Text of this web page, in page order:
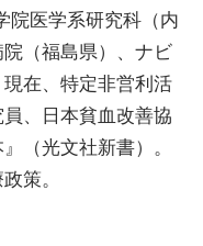
院医学系研究科（内
（福島県）、ナビ
在、特定非営利活
、日本貧血改善協
（光文社新書）。
策。